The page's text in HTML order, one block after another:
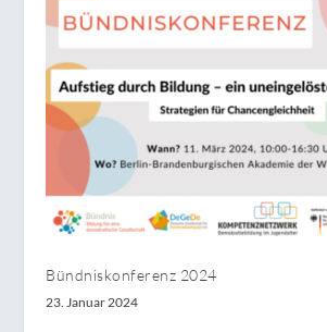
Bündniskonferenz 2024
23. Januar 2024